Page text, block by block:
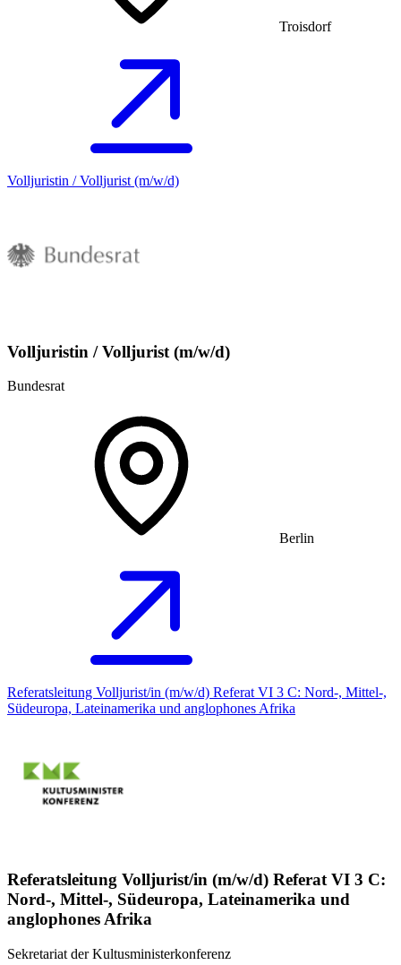
Troisdorf
Volljuristin / Volljurist (m/w/d)
Volljuristin / Volljurist (m/w/d)
Bundesrat
Berlin
Referatsleitung Volljurist/in (m/w/d) Referat VI 3 C: Nord-, Mittel-,
Südeuropa, Lateinamerika und anglophones Afrika
Referatsleitung Volljurist/in (m/w/d) Referat VI 3 C:
Nord-, Mittel-, Südeuropa, Lateinamerika und
anglophones Afrika
Sekretariat der Kultusministerkonferenz